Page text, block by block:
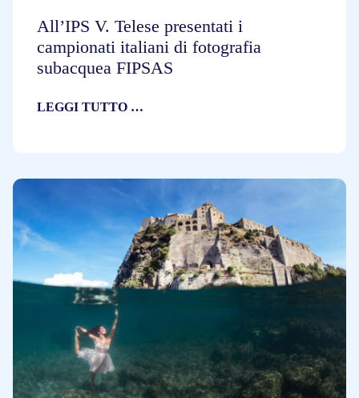
All’IPS V. Telese presentati i
campionati italiani di fotografia
subacquea FIPSAS
LEGGI TUTTO …